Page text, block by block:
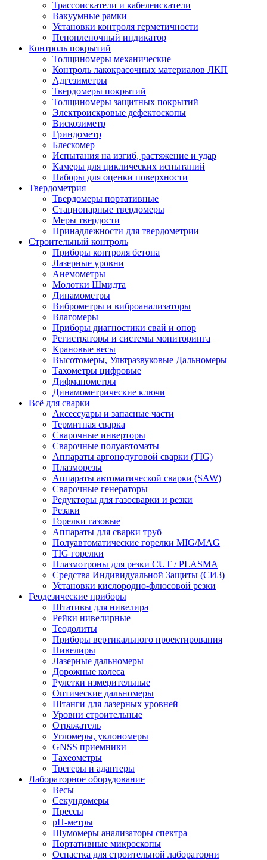
Трассоискатели и кабелеискатели
Вакуумные рамки
Установки контроля герметичности
Пенопленочный индикатор
Контроль покрытий
Толщиномеры механические
Контроль лакокрасочных материалов ЛКП
Адгезиметры
Твердомеры покрытий
Толщиномеры защитных покрытий
Электроискровые дефектоскопы
Вискозиметр
Гриндометр
Блескомер
Испытания на изгиб, растяжение и удар
Камеры для циклических испытаний
Наборы для оценки поверхности
Твердометрия
Твердомеры портативные
Стационарные твердомеры
Меры твердости
Принадлежности для твердометрии
Строительный контроль
Приборы контроля бетона
Лазерные уровни
Анемометры
Молотки Шмидта
Динамометры
Виброметры и виброанализаторы
Влагомеры
Приборы диагностики свай и опор
Регистраторы и системы мониторинга
Крановые весы
Высотомеры, Ультразвуковые Дальномеры
Тахометры цифровые
Дифманометры
Динамометрические ключи
Всё для сварки
Аксессуары и запасные части
Термитная сварка
Сварочные инверторы
Сварочные полуавтоматы
Аппараты аргонодуговой сварки (TIG)
Плазморезы
Аппараты автоматической сварки (SAW)
Сварочные генераторы
Редукторы для газосварки и резки
Резаки
Горелки газовые
Аппараты для сварки труб
Полуавтоматические горелки MIG/MAG
TIG горелки
Плазмотроны для резки CUT / PLASMA
Средства Индивидуальной Защиты (СИЗ)
Установки кислородно-флюсовой резки
Геодезические приборы
Штативы для нивелира
Рейки нивелирные
Теодолиты
Приборы вертикального проектирования
Нивелиры
Лазерные дальномеры
Дорожные колеса
Рулетки измерительные
Оптические дальномеры
Штанги для лазерных уровней
Уровни строительные
Отражатель
Угломеры, уклономеры
GNSS приемники
Тахеометры
Трегеры и адаптеры
Лабораторное оборудование
Весы
Секундомеры
Прессы
pH-метры
Шумомеры анализаторы спектра
Портативные микроскопы
Оснастка для строительной лаборатории